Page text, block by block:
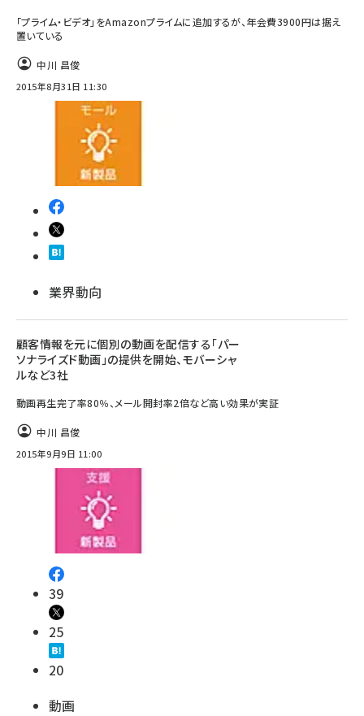
「プライム・ビデオ」をAmazonプライムに追加するが、年会費3900円は据え
置いている
中川 昌俊
2015年8月31日 11:30
業界動向
顧客情報を元に個別の動画を配信する「パー
ソナライズド動画」の提供を開始、モバーシャ
ルなど3社
動画再生完了率80％、メール開封率2倍など高い効果が実証
中川 昌俊
2015年9月9日 11:00
39
25
20
動画